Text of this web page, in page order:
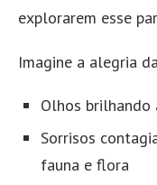
explorarem esse
Imagine a alegria
Olhos brilhando
Sorrisos
fauna e flora